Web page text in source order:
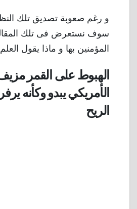
و رغم صعوبة تصديق تلك
سوف نستعرض فى تلك
المؤمنين بها و ماذا يقول
الهبوط على القمر
الأمريكي يبدو وكأنه
الريح